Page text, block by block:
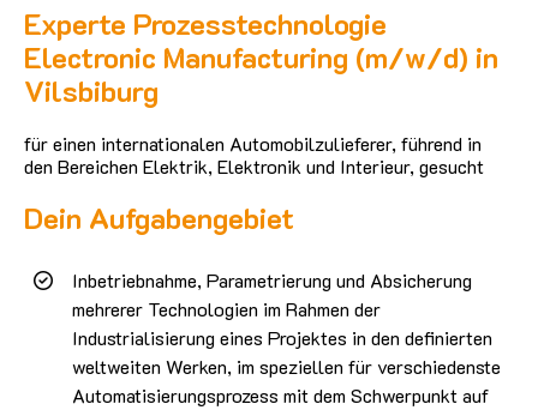
Experte Prozesstechnologie
Electronic Manufacturing (m/w/d) in
Vilsbiburg
für einen internationalen Automobilzulieferer, führend in
den Bereichen Elektrik, Elektronik und Interieur, gesucht
Dein Aufgabengebiet
Inbetriebnahme, Parametrierung und Absicherung
mehrerer Technologien im Rahmen der
Industrialisierung eines Projektes in den definierten
weltweiten Werken, im speziellen für verschiedenste
Automatisierungsprozess mit dem Schwerpunkt auf